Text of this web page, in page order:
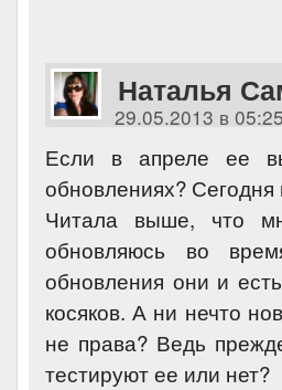
Наталья
29.05.2013 в 05:25
Если в апреле ее
обновлениях?
Читала выше, что
обновляюсь во
обновления они и
косяков. А ни нечто
не права? Ведь
тестируют ее или нет?